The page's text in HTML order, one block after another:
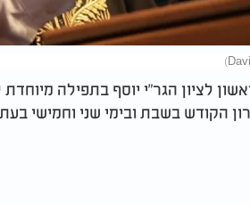
לציון הגר"י יוסף בתפילה
הקודש בשבת ובימי שני וחמישי